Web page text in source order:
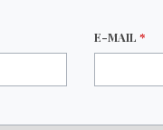
E-MAIL*